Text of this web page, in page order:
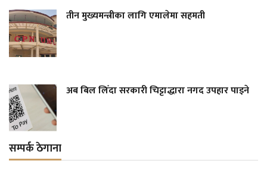
तीन मुख्यमन्त्रीका लागि एमालेमा सहमती
अब बिल लिँदा सरकारी चिट्टाद्धारा नगद उपहार पाइने
सम्पर्क ठेगाना